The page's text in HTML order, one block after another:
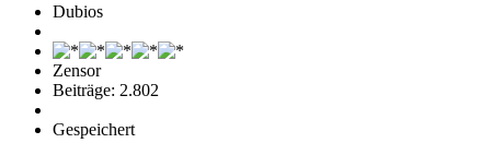
Dubios
Zensor
Beiträge: 2.802
Gespeichert